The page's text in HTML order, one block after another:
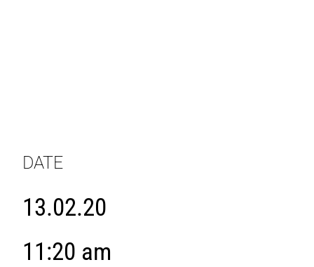
DATE
13.02.20
11:20 am